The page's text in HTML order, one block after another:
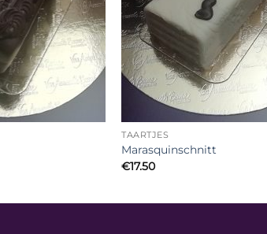
TAARTJES
Marasquinschnitt
€17.50